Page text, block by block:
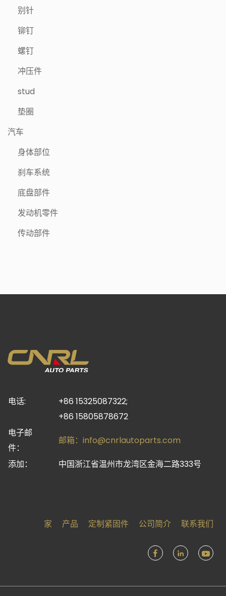
别针
铆钉
螺钉
冲压件
stud
垫圈
汽车
身体部位
刹车系统
底盘部件
发动机零件
传动部件
电话:
+86 15325087322;
+86 15805878672
电子邮
件：
邮箱： info@cnrlautoparts.com
添加： 中国浙江省温州市龙湾区金海二路333号
家 产品 定制紧固件 公司简介 联系我们